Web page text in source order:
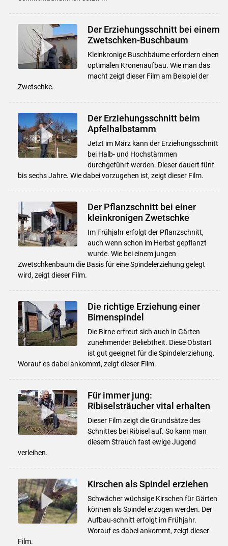
Der Erziehungsschnitt bei einem
Zwetschken-Buschbaum
Kleinkronige Buschbäume erfordern einen
optimalen Kronenaufbau. Wie man das
macht zeigt dieser Film am Beispiel der
Zwetschke.
Der Erziehungsschnitt beim
Apfelhalbstamm
Jetzt im März kann der Erziehungsschnitt
bei Halb- und Hochstämmen
durchgeführt werden. Dieser dauert fünf
bis sechs Jahre. Wie dabei vorzugehen ist, zeigt dieser Film.
Der Pflanzschnitt bei einer
kleinkronigen Zwetschke
Im Frühjahr erfolgt der Pflanzschnitt,
auch wenn schon im Herbst gepflanzt
wurde. Wie bei einem jungen
Zwetschkenbaum die Basis für eine Spindelerziehung gelegt
wird, zeigt dieser Film.
Die richtige Erziehung einer
Birnenspindel
Die Birne erfreut sich auch in Gärten
zunehmender Beliebtheit. Diese Obstart
ist gut geeignet für die Spindelerziehung.
Worauf es dabei ankommt, zeigt dieser Film.
Für immer jung:
Ribiselsträucher vital erhalten
Dieser Film zeigt die Grundsätze des
Schnittes bei Ribisel auf. So kann man
diesem Strauch fast ewige Jugend
verleihen.
Kirschen als Spindel erziehen
Schwächer wüchsige Kirschen für Gärten
können als Spindel erzogen werden. Der
Aufbau-schnitt erfolgt im Frühjahr.
Worauf es dabei ankommt, zeigt dieser
Film.